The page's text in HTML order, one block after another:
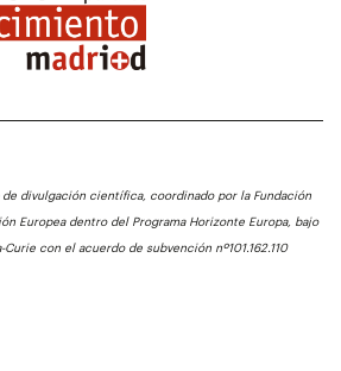
de divulgación científica, coordinado por la Fundación
Europea dentro del Programa Horizonte Europa, bajo
Curie con el acuerdo de subvención nº101.162.110